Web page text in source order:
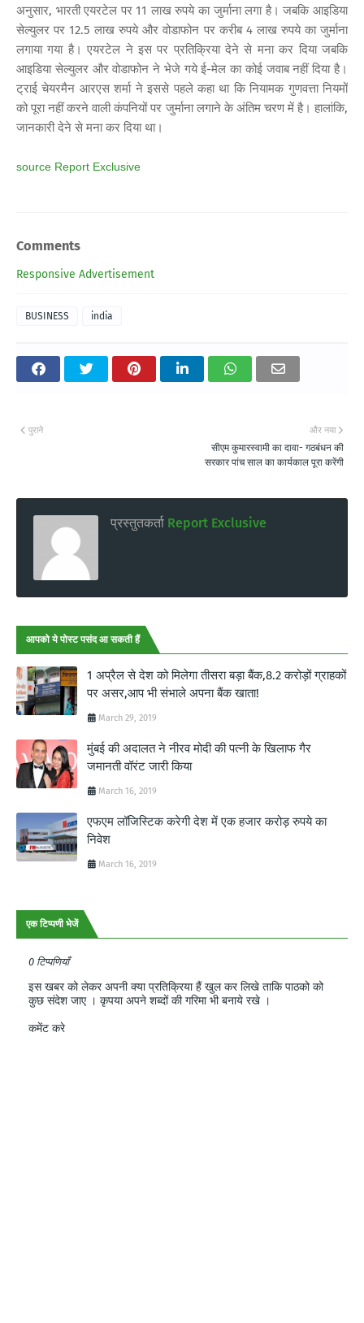
अनुसार, भारती एयरटेल पर 11 लाख रुपये का जुर्माना लगा है। जबकि आइडिया
सेल्युलर पर 12.5 लाख रुपये और वोडाफोन पर करीब 4 लाख रुपये का जुर्माना
लगाया गया है। एयरटेल ने इस पर प्रतिक्रिया देने से मना कर दिया जबकि
आइडिया सेल्युलर और वोडाफोन ने भेजे गये ई-मेल का कोई जवाब नहीं दिया है।
ट्राई चेयरमैन आरएस शर्मा ने इससे पहले कहा था कि नियामक गुणवत्ता नियमों
को पूरा नहीं करने वाली कंपनियों पर जुर्माना लगाने के अंतिम चरण में है। हालांकि,
जानकारी देने से मना कर दिया था।
source Report Exclusive
Comments
Responsive Advertisement
BUSINESS india
और नया
सीएम कुमारस्वामी का दावा- गठबंधन की
सरकार पांच साल का कार्यकाल पूरा करेंगी
पुराने
प्रस्तुतकर्ता Report Exclusive
आपको ये पोस्ट पसंद आ सकती हैं
1 अप्रैल से देश को मिलेगा तीसरा बड़ा बैंक,8.2 करोड़ों ग्राहकों
पर असर,आप भी संभाले अपना बैंक खाता!
March 29, 2019
मुंबई की अदालत ने नीरव मोदी की पत्नी के खिलाफ गैर
जमानती वॉरंट जारी किया
March 16, 2019
एफएम लॉजिस्टिक करेगी देश में एक हजार करोड़ रुपये का
निवेश
March 16, 2019
एक टिप्पणी भेजें
0 टिप्पणियाँ
इस खबर को लेकर अपनी क्या प्रतिक्रिया हैं खुल कर लिखे ताकि पाठको को
कुछ संदेश जाए । कृपया अपने शब्दों की गरिमा भी बनाये रखे ।
कमेंट करे